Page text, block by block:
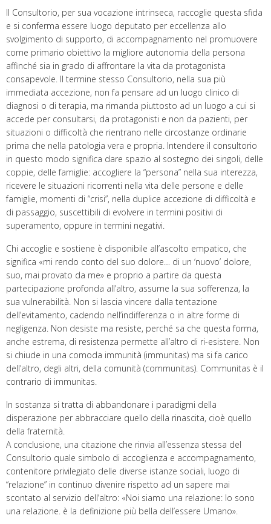
Il Consultorio, per sua vocazione intrinseca, raccoglie questa sfida
e si conferma essere luogo deputato per eccellenza allo
svolgimento di supporto, di accompagnamento nel promuovere
come primario obiettivo la migliore autonomia della persona
affinché sia in grado di affrontare la vita da protagonista
consapevole. Il termine stesso Consultorio, nella sua più
immediata accezione, non fa pensare ad un luogo clinico di
diagnosi o di terapia, ma rimanda piuttosto ad un luogo a cui si
accede per consultarsi, da protagonisti e non da pazienti, per
situazioni o difficoltà che rientrano nelle circostanze ordinarie
prima che nella patologia vera e propria. Intendere il consultorio
in questo modo significa dare spazio al sostegno dei singoli, delle
coppie, delle famiglie: accogliere la “persona” nella sua interezza,
ricevere le situazioni ricorrenti nella vita delle persone e delle
famiglie, momenti di “crisi”, nella duplice accezione di difficoltà e
di passaggio, suscettibili di evolvere in termini positivi di
superamento, oppure in termini negativi.
Chi accoglie e sostiene è disponibile all’ascolto empatico, che
significa «mi rendo conto del suo dolore… di un ‘nuovo’ dolore,
suo, mai provato da me» e proprio a partire da questa
partecipazione profonda all’altro, assume la sua sofferenza, la
sua vulnerabilità. Non si lascia vincere dalla tentazione
dell’evitamento, cadendo nell’indifferenza o in altre forme di
negligenza. Non desiste ma resiste, perché sa che questa forma,
anche estrema, di resistenza permette all’altro di ri-esistere. Non
si chiude in una comoda immunità (immunitas) ma si fa carico
dell’altro, degli altri, della comunità (communitas). Communitas è il
contrario di immunitas.
In sostanza si tratta di abbandonare i paradigmi della
disperazione per abbracciare quello della rinascita, cioè quello
della fraternità.
A conclusione, una citazione che rinvia all’essenza stessa del
Consultorio quale simbolo di accoglienza e accompagnamento,
contenitore privilegiato delle diverse istanze sociali, luogo di
“relazione” in continuo divenire rispetto ad un sapere mai
scontato al servizio dell’altro: «Noi siamo una relazione: Io sono
una relazione. è la definizione più bella dell’essere Umano».